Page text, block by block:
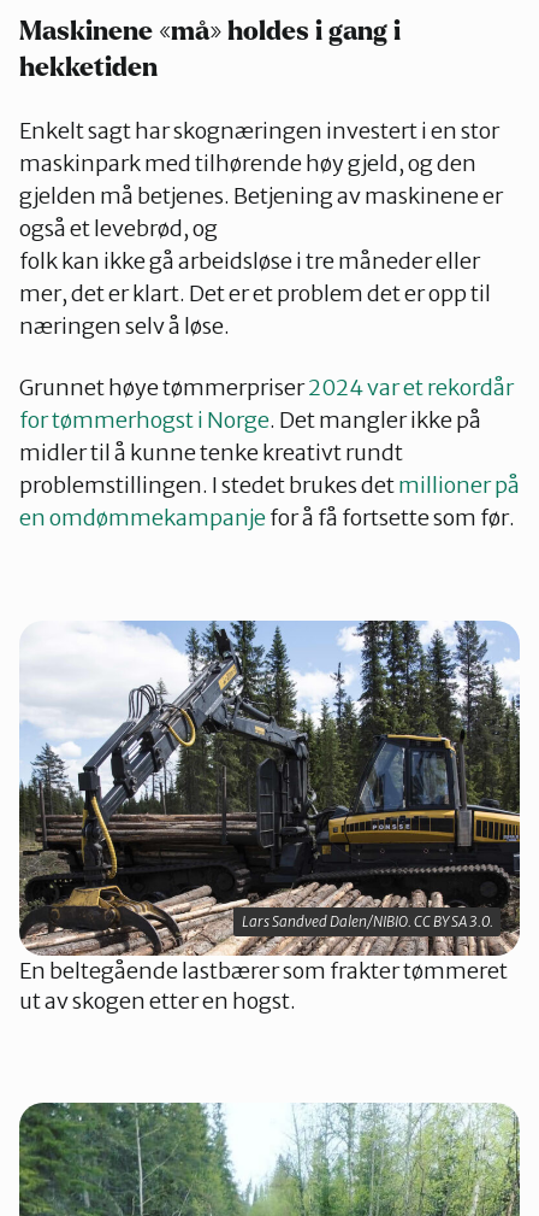
Maskinene «må» holdes i gang i
hekketiden
Enkelt sagt har skognæringen investert i en stor
maskinpark med tilhørende høy gjeld, og den
gjelden må betjenes. Betjening av maskinene er
også et levebrød, og
folk kan ikke gå arbeidsløse i tre måneder eller
mer, det er klart. Det er et problem det er opp til
næringen selv å løse.
Grunnet høye tømmerpriser2024 var et rekordår
for tømmerhogst i Norge. Det mangler ikke på
midler til å kunne tenke kreativt rundt
problemstillingen. I stedet brukes detmillioner på
en omdømmekampanjefor å få fortsette som før.
Lars Sandved Dalen/NIBIO. CC BY SA 3.0.
En beltegående lastbærer som frakter tømmeret
ut av skogen etter en hogst.